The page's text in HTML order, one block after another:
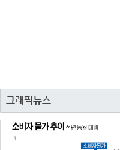
그래픽뉴스